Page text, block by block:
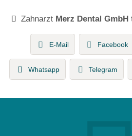
Zahnarzt Merz Dental GmbH
E-Mail Facebook
Whatsapp Telegram